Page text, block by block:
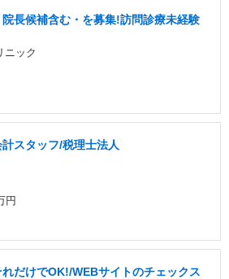
長候補含む・を募集!訪問診療未経験
ニック
スタッフ/税理士法人
円
れだけでOK!/WEBサイトのチェックス